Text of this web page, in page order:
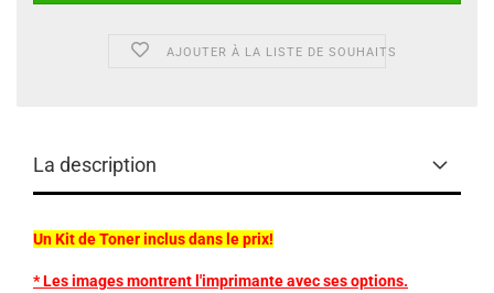
AJOUTER À LA LISTE DE SOUHAITS
La description
Un Kit de Toner inclus dans le prix!
* Les images montrent l'imprimante avec ses options.